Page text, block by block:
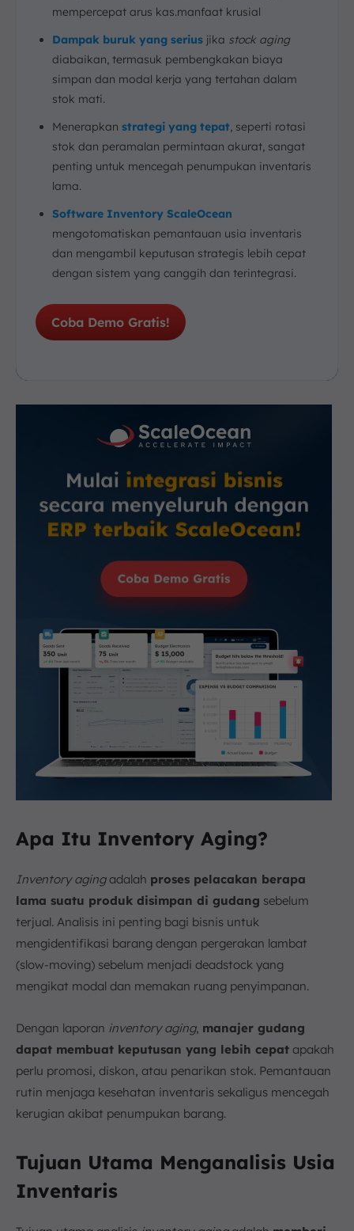
mempercepat arus kas.manfaat krusial
Dampak buruk yang serius jika stock aging
diabaikan, termasuk pembengkakan biaya
simpan dan modal kerja yang tertahan dalam
stok mati.
Menerapkan strategi yang tepat, seperti rotasi
stok dan peramalan permintaan akurat, sangat
penting untuk mencegah penumpukan inventaris
lama.
Software Inventory ScaleOcean
mengotomatiskan pemantauan usia inventaris
dan mengambil keputusan strategis lebih cepat
dengan sistem yang canggih dan terintegrasi.
Coba Demo Gratis!
Apa Itu Inventory Aging?
Inventory agingadalah proses pelacakan berapa
lama suatu produk disimpan di gudang sebelum
terjual. Analisis ini penting bagi bisnis untuk
mengidentifikasi barang dengan pergerakan lambat
(slow-moving) sebelum menjadi deadstock yang
mengikat modal dan memakan ruang penyimpanan.
Dengan laporan inventory aging, manajer gudang
dapat membuat keputusan yang lebih cepat apakah
perlu promosi, diskon, atau penarikan stok. Pemantauan
rutin menjaga kesehatan inventaris sekaligus mencegah
kerugian akibat penumpukan barang.
Tujuan Utama Menganalisis Usia
Inventaris